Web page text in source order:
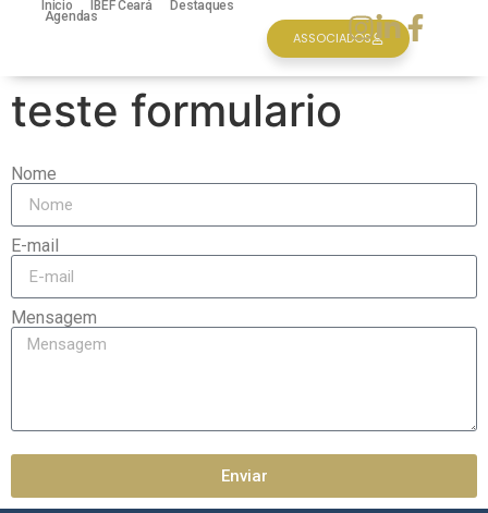
Inicio IBEF Ceará Destaques
Agendas
ASSOCIADOS
teste formulario
Nome
E-mail
Mensagem
Enviar